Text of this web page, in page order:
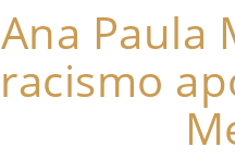
Ana Paula
racismo